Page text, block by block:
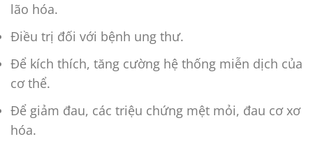
lão hóa.
Điều trị đối với bệnh ung thư.
Để kích thích, tăng cường hệ thống miễn dịch của
cơ thể.
Để giảm đau, các triệu chứng mệt mỏi, đau cơ xơ
hóa.